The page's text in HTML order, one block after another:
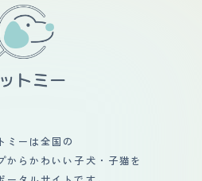
ミーは全国の
からかわいい子犬・子猫を